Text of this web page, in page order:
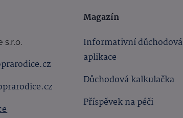
s.r.o.
Magazín
Informativní důchodová
aplikace
Důchodová kalkulačka
Příspěvek na péči